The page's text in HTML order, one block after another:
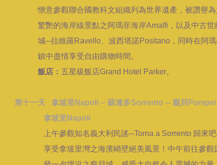
愜意參觀聯合國教科文組織列為世界遺產，被讚譽為
驚艷的海岸線景點之阿瑪菲海岸Amalfi，以及中古世
城─拉維羅Ravello、波西塔諾Positano，同時在阿瑪
鎮中盡情享受自由購物時間。
飯店： 五星級飯店Grand Hotel Parker。
第十一天 拿坡里Napoli ─ 蘇連多Sorrento ─ 龐貝
拿坡里Napoli
上午參觀知名義大利民謠─Torna a Sorrento 歸來吧
享受拿坡里灣之海濱峭壁絕美風景！中午前往參觀